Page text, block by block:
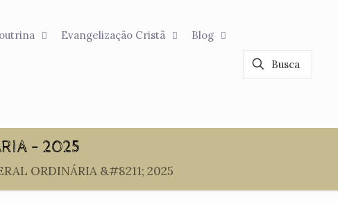
Evangelização Cristã Blog
– 2025
ORDINÁRIA &#8211; 2025